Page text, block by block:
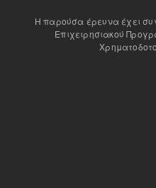
H παρούσα έρευνα έχει
Επιχειρησιακού